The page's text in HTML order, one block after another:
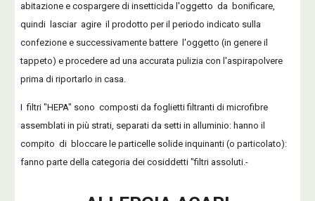
abitazione e cospargere di insetticida l'oggetto da bonificare,
quindi lasciar agire il prodotto per il periodo indicato sulla
confezione e successivamente battere l'oggetto (in genere il
tappeto) e procedere ad una accurata pulizia con l'aspirapolvere
prima di riportarlo in casa.
I filtri "HEPA" sono composti da foglietti filtranti di microfibre
assemblati in più strati, separati da setti in alluminio: hanno il
compito di bloccare le particelle solide inquinanti (o particolato):
fanno parte della categoria dei cosiddetti "filtri assoluti.-